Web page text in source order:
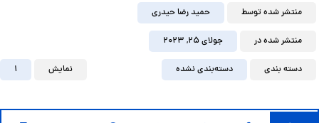
منتشر شده توسط حمید رضا حیدری
منتشر شده در جولای ۲۵, ۲۰۲۳
دسته بندی دسته‌بندی نشده نمایش 1